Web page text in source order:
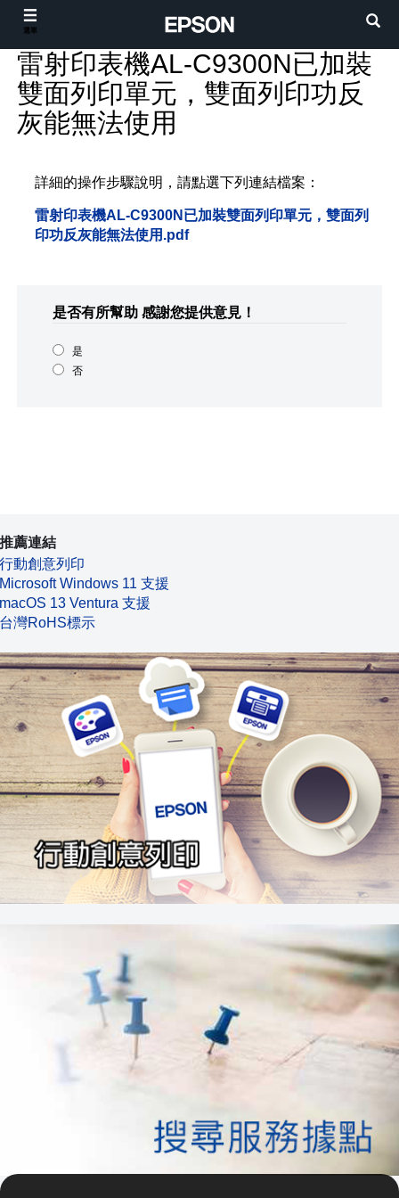
雷射印表機AL-C9300N已加裝
雙面列印單元，雙面列印功反
灰能無法使用
詳細的操作步驟說明，請點選下列連結檔案：
雷射印表機AL-C9300N已加裝雙面列印單元，雙面列
印功反灰能無法使用.pdf
是否有所幫助 感謝您提供意見！
是
否
推薦連結
行動創意列印
Microsoft Windows 11 支援
macOS 13 Ventura 支援
台灣RoHS標示